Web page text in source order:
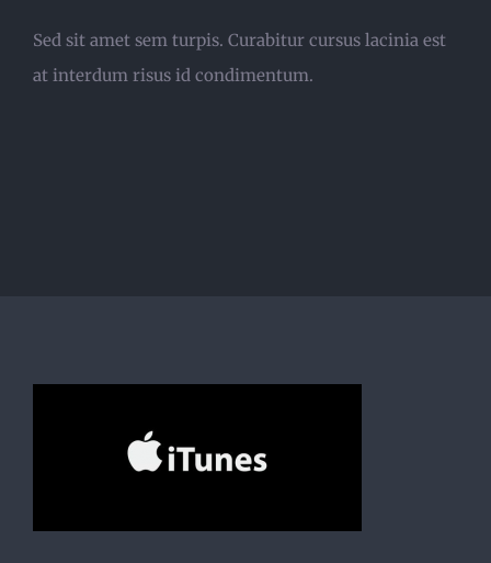
Sed sit amet sem turpis. Curabitur cursus lacinia est
at interdum risus id condimentum.